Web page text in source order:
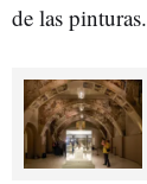
de las pinturas.